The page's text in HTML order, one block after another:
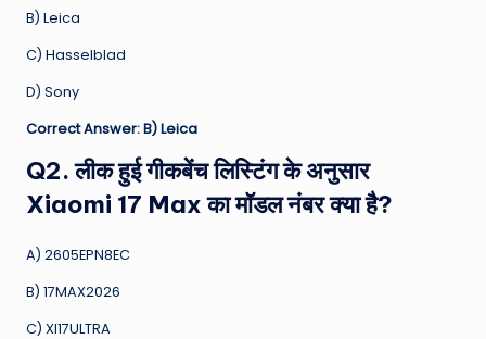
B) Leica
C) Hasselblad
D) Sony
Correct Answer: B) Leica
Q2. लीक हुई गीकबेंच लिस्टिंग के अनुसार
Xiaomi 17 Max का मॉडल नंबर क्या है?
A) 2605EPN8EC
B) 17MAX2026
C) XI17ULTRA